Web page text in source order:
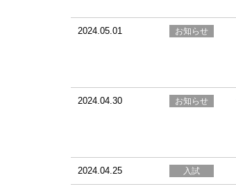
2024.05.01
2024.04.30
2024.04.25